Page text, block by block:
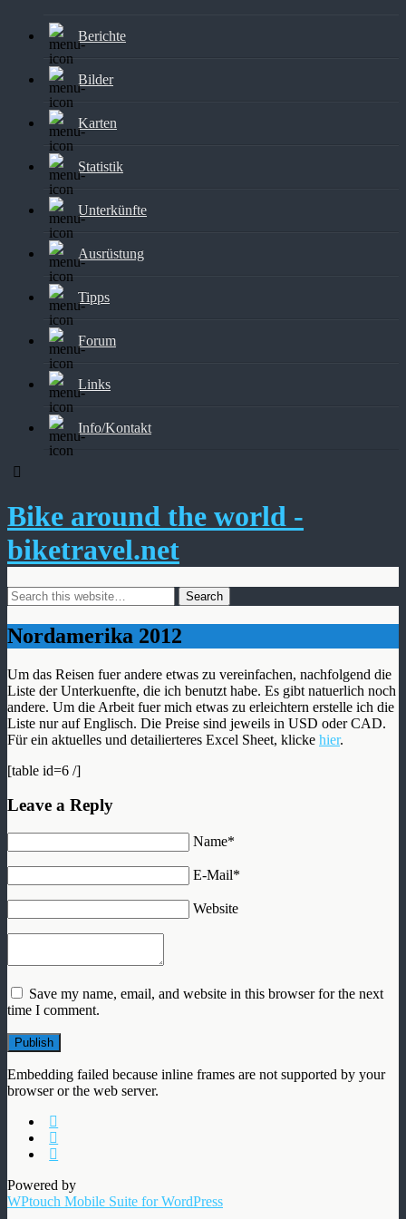
Berichte
Bilder
Karten
Statistik
Unterkünfte
Ausrüstung
Tipps
Forum
Links
Info/Kontakt
Bike around the world -
biketravel.net
Nordamerika 2012
Um das Reisen fuer andere etwas zu vereinfachen, nachfolgend die
Liste der Unterkuenfte, die ich benutzt habe. Es gibt natuerlich noch
andere. Um die Arbeit fuer mich etwas zu erleichtern erstelle ich die
Liste nur auf Englisch. Die Preise sind jeweils in USD oder CAD.
Für ein aktuelles und detailierteres Excel Sheet, klicke hier.
[table id=6 /]
Leave a Reply
Name*
E-Mail*
Website
Save my name, email, and website in this browser for the next
time I comment.
Publish
Embedding failed because inline frames are not supported by your
browser or the web server.
Powered by
WPtouch Mobile Suite for WordPress